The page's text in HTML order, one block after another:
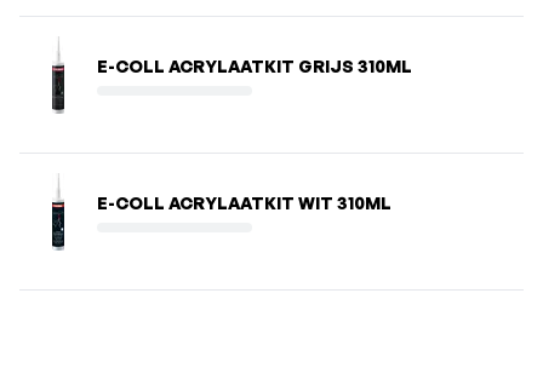
E-COLL ACRYLAATKIT GRIJS 310ML
E-COLL ACRYLAATKIT WIT 310ML